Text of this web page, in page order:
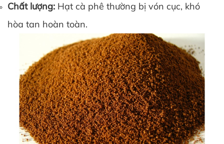
Chất lượng: Hạt cà phê thường bị vón cục, khó
hòa tan hoàn toàn.